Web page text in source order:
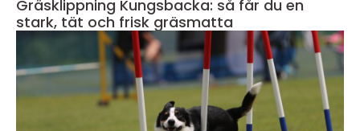
Gräsklippning Kungsbacka: så får du en
stark, tät och frisk gräsmatta